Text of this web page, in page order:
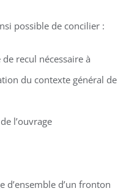
possible de concilier :
de recul nécessaire à
du contexte général de
l’ouvrage
d’ensemble d’un fronton